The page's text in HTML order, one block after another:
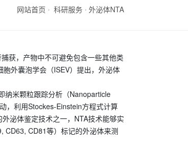
网站首页 科研服务 外泌体NTA
获，产物中不可避免包含一些其他类
胞外囊泡学会（ISEV）提出，外泌体
纳米颗粒跟踪分析（Nanoparticle
，利用Stockes-Einstein方程式计算
泌体鉴定技术之一， NTA技术能够实
CD63, CD81等）标记的外泌体来测